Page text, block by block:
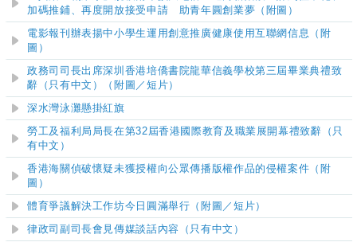
加碼推鋪、再度開放接受申請 助青年圓創業夢 （附圖）
電影報刊辦表揚中小學生運用創意推廣健康使用互聯網信息（附
圖）
政務司司長出席深圳香港培僑書院龍華信義學校第三屆畢業典禮致
辭（只有中文）（附圖／短片）
深水灣泳灘懸掛紅旗
勞工及福利局局長在第32屆香港國際教育及職業展開幕禮致辭（只
有中文）
香港海關偵破懷疑未獲授權向公眾傳播版權作品的侵權案件（附
圖）
體育爭議解決工作坊今日圓滿舉行（附圖／短片）
律政司副司長會見傳媒談話內容（只有中文）